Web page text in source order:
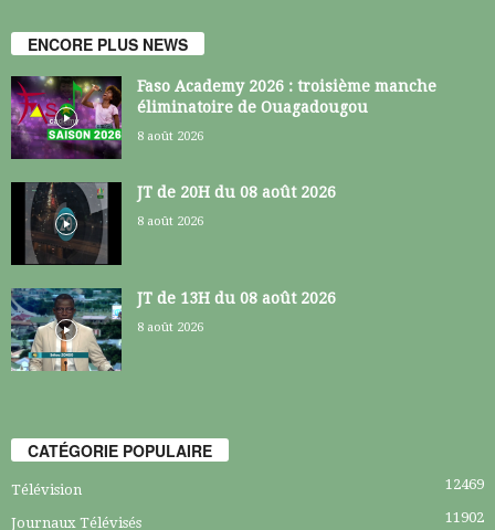
ENCORE PLUS NEWS
Faso Academy 2026 : troisième manche
éliminatoire de Ouagadougou
8 août 2026
JT de 20H du 08 août 2026
8 août 2026
JT de 13H du 08 août 2026
8 août 2026
CATÉGORIE POPULAIRE
Télévision 12469
Journaux Télévisés 11902